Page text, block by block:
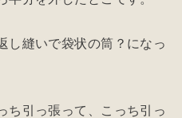
し縫いで袋状の筒？になっ
ち引っ張って、こっち引っ